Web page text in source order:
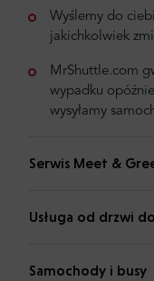
Wyślemy do
jakichkolwiek
MrShuttle.com
wypadku
wysyłamy
Serwis Meet &
Usługa od drzwi
Samochody i busy